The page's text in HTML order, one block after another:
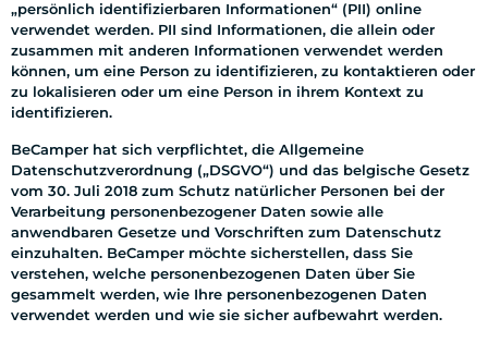
„persönlich identifizierbaren Informationen“ (PII) online
verwendet werden. PII sind Informationen, die allein oder
zusammen mit anderen Informationen verwendet werden
können, um eine Person zu identifizieren, zu kontaktieren oder
zu lokalisieren oder um eine Person in ihrem Kontext zu
identifizieren.
BeCamper hat sich verpflichtet, die Allgemeine
Datenschutzverordnung („DSGVO“) und das belgische Gesetz
vom 30. Juli 2018 zum Schutz natürlicher Personen bei der
Verarbeitung personenbezogener Daten sowie alle
anwendbaren Gesetze und Vorschriften zum Datenschutz
einzuhalten. BeCamper möchte sicherstellen, dass Sie
verstehen, welche personenbezogenen Daten über Sie
gesammelt werden, wie Ihre personenbezogenen Daten
verwendet werden und wie sie sicher aufbewahrt werden.